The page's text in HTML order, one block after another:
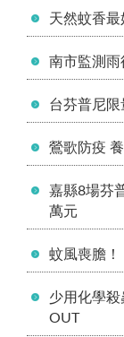
天然蚊香最
南市監測
台芬普尼
鶯歌防疫
嘉縣8場芬
萬元
蚊風喪膽
少用化學
OUT